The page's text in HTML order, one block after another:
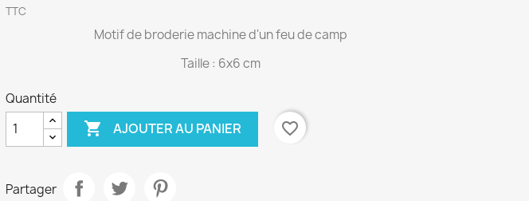
TTC
Motif de broderie machine d'un feu de camp
Taille : 6x6 cm
Quantité
 AJOUTER AU PANIER favorite_border
Partager